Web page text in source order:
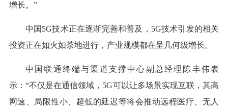
增长。”
中国5G技术正在逐渐完善和普及，5G技术引发的相关
投资正在如火如荼地进行，产业规模都在呈几何级增长。
中国联通终端与渠道支撑中心副总经理陈丰伟表
示：“不仅是在通信领域，5G可以让多场景实现互联，其高
网速、局限性小、超低的延迟等将会推动远程医疗、无人